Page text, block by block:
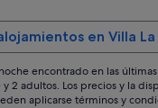
en Villa
encontrado en las
y 2 adultos. Los precios y la
aplicarse términos y